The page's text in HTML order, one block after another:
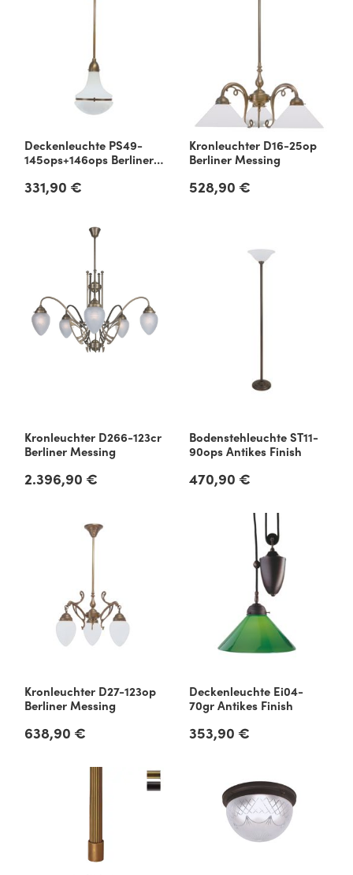
Deckenleuchte PS49-
145ops+146ops Berliner
Regulärer Preis:
331,90 €
Kronleuchter D16-25op
Berliner Messing
Regulärer Preis:
528,90 €
Kronleuchter D266-123cr
Berliner Messing
Regulärer Preis:
2.396,90 €
Bodenstehleuchte ST11-
90ops Antikes Finish
Regulärer Preis:
470,90 €
Kronleuchter D27-123op
Berliner Messing
Regulärer Preis:
638,90 €
Deckenleuchte Ei04-
70gr Antikes Finish
Regulärer Preis:
353,90 €